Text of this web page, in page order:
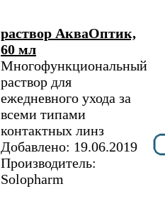
раствор АкваОптик,
60 мл
Многофункциональный
раствор для
ежедневного ухода за
всеми типами
контактных линз
Добавлено: 19.06.2019
Производитель:
Solopharm